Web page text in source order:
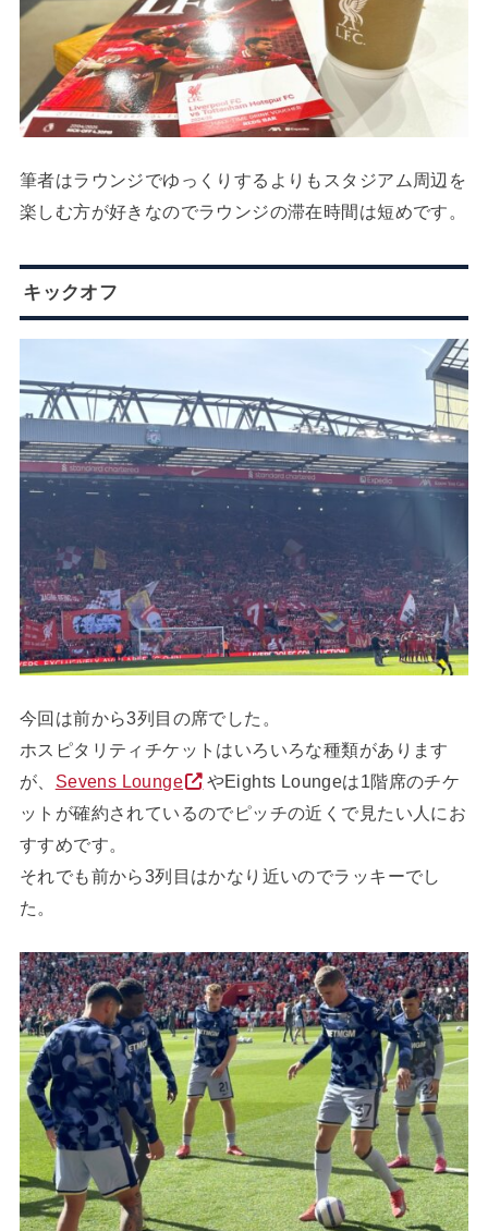
筆者はラウンジでゆっくりするよりもスタジアム周辺を
楽しむ方が好きなのでラウンジの滞在時間は短めです。
キックオフ
今回は前から3列目の席でした。
ホスピタリティチケットはいろいろな種類があります
が、 Sevens Lounge
やEights Loungeは1階席のチケ
ットが確約されているのでピッチの近くで見たい人にお
すすめです。
それでも前から3列目はかなり近いのでラッキーでし
た。